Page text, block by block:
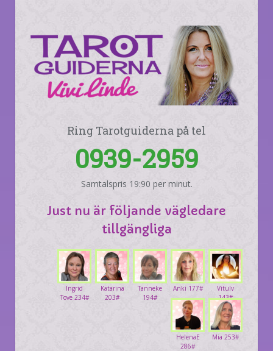
Ring Tarotguiderna på tel
0939-2959
Samtalspris 19:90 per minut.
Just nu är följande vägledare
tillgängliga
Vitulv
143#
Anki 177#
Tanneke
194#
Katarina
203#
Ingrid
Tove 234#
Mia 253#
HelenaE
286#